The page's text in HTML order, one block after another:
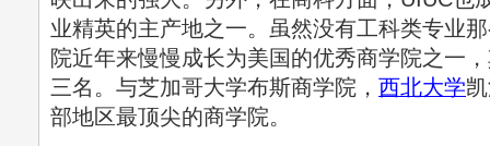
业精英的主产地之一。虽然没有工科类专业
院近年来慢慢成长为美国的优秀商学院之一
三名。与芝加哥大学布斯商学院， 西北大学
部地区最顶尖的商学院。